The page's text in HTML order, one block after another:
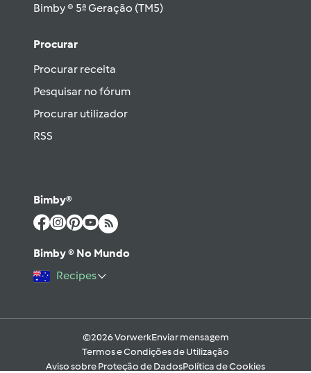
Bimby ® 5ª Geração (TM5)
Procurar
Procurar receita
Pesquisar no fórum
Procurar utilizador
RSS
Bimby®
Bimby ® No Mundo
Recipes
©2026 VorwerkEnviar mensagem
Termos e Condições de Utilização
Aviso sobre Proteção de DadosPolítica de Cookies